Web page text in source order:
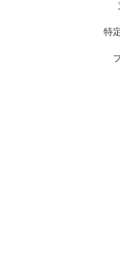
特